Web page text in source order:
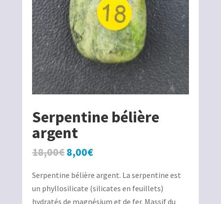
Serpentine bélière
argent
18,00€Le
initial
était :
8,00€Le
actuel
est :
Serpentine bélière argent. La serpentine est
un phyllosilicate (silicates en feuillets)
hydratés de magnésium et de fer. Massif du